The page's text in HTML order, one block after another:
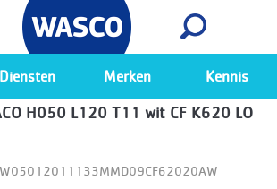
Wasco app
Bekijk
Diensten Merken Kennis
H050 L120 T11 wit CF K620 LO